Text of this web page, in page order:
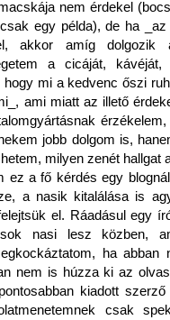
nem érdekel
egy példa), de ha _az
akkor amíg dolgozik
a cicáját,
hogy mi a kedvenc őszi
ami miatt az illető
jobb dolgom is,
milyen zenét hallgat
ez a fő kérdés egy
a nasik kitalálása is
el. Ráadásul egy
nasi lesz közben,
ha abban
nem is húzza ki az
kiadott
csak